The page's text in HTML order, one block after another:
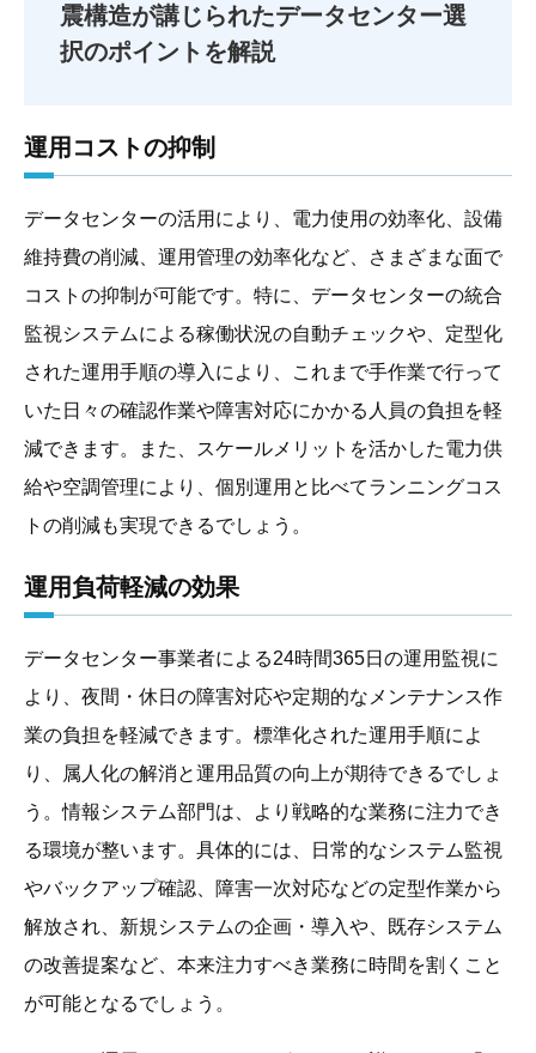
震構造が講じられたデータセンター選
択のポイントを解説
運用コストの抑制
データセンターの活用により、電力使用の効率化、設備
維持費の削減、運用管理の効率化など、さまざまな面で
コストの抑制が可能です。特に、データセンターの統合
監視システムによる稼働状況の自動チェックや、定型化
された運用手順の導入により、これまで手作業で行って
いた日々の確認作業や障害対応にかかる人員の負担を軽
減できます。また、スケールメリットを活かした電力供
給や空調管理により、個別運用と比べてランニングコス
トの削減も実現できるでしょう。
運用負荷軽減の効果
データセンター事業者による24時間365日の運用監視に
より、夜間・休日の障害対応や定期的なメンテナンス作
業の負担を軽減できます。標準化された運用手順によ
り、属人化の解消と運用品質の向上が期待できるでしょ
う。情報システム部門は、より戦略的な業務に注力でき
る環境が整います。具体的には、日常的なシステム監視
やバックアップ確認、障害一次対応などの定型作業から
解放され、新規システムの企画・導入や、既存システム
の改善提案など、本来注力すべき業務に時間を割くこと
が可能となるでしょう。